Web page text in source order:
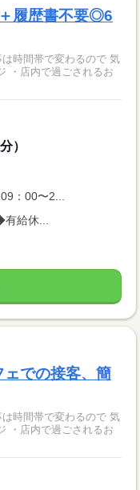
履歴書不要◎6
時間帯で変わるので 気
）
：00〜2...
有給休...
での接客、簡
時間帯で変わるので 気